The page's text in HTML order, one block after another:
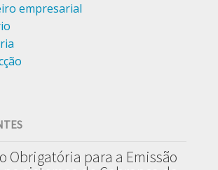
empresarial
Obrigatória para a Emissão